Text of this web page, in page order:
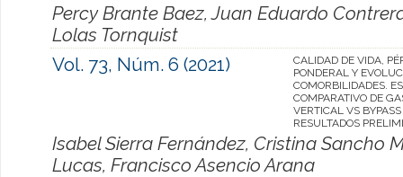
Percy Brante Baez, Juan Eduardo
Lolas Tornquist
Vol. 73, Núm. 6 (2021)
CALIDAD DE VIDA,
PONDERAL Y
COMORBILIDADES.
COMPARATIVO DE
VERTICAL VS
RESULTADOS
Isabel Sierra Fernández, Cristina Sancho
Lucas, Francisco Asencio Arana